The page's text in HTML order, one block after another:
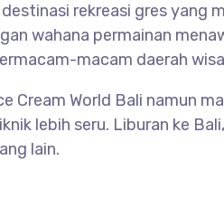
rekreasi gres yang
wahana permainan
macam daerah
World Bali namun
lebih seru. Liburan ke
lain.